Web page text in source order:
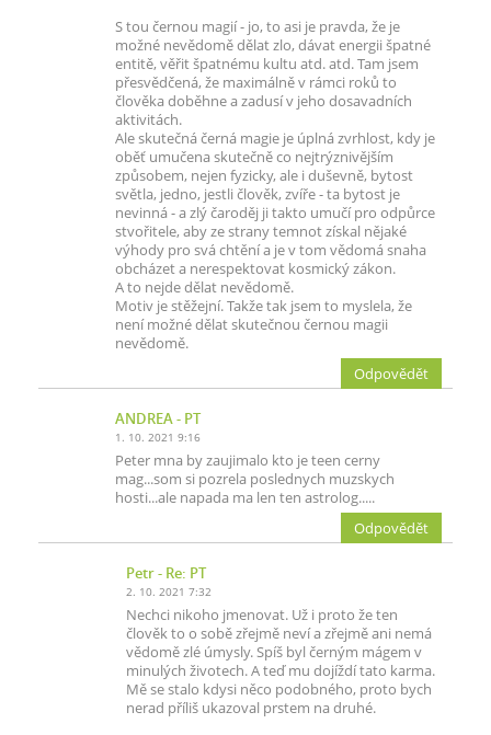
S tou černou magií - jo, to asi je pravda, že je
možné nevědomě dělat zlo, dávat energii špatné
entitě, věřit špatnému kultu atd. atd. Tam jsem
přesvědčená, že maximálně v rámci roků to
člověka doběhne a zadusí v jeho dosavadních
aktivitách.
Ale skutečná černá magie je úplná zvrhlost, kdy je
oběť umučena skutečně co nejtrýznivějším
způsobem, nejen fyzicky, ale i duševně, bytost
světla, jedno, jestli člověk, zvíře - ta bytost je
nevinná - a zlý čaroděj ji takto umučí pro odpůrce
stvořitele, aby ze strany temnot získal nějaké
výhody pro svá chtění a je v tom vědomá snaha
obcházet a nerespektovat kosmický zákon.
A to nejde dělat nevědomě.
Motiv je stěžejní. Takže tak jsem to myslela, že
není možné dělat skutečnou černou magii
nevědomě.
Odpovědět
ANDREA- PT
1. 10. 2021 9:16
Peter mna by zaujimalo kto je teen cerny
mag...som si pozrela poslednych muzskych
hosti...ale napada ma len ten astrolog.....
Odpovědět
Petr- Re: PT
2. 10. 2021 7:32
Nechci nikoho jmenovat. Už i proto že ten
člověk to o sobě zřejmě neví a zřejmě ani nemá
vědomě zlé úmysly. Spíš byl černým mágem v
minulých životech. A teď mu dojíždí tato karma.
Mě se stalo kdysi něco podobného, proto bych
nerad příliš ukazoval prstem na druhé.